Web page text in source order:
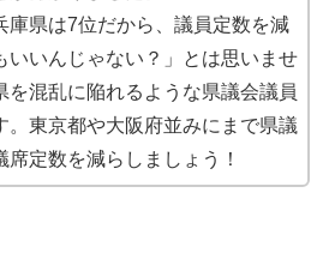
庫県は7位だから、議員定数を減
いいんじゃない？」とは思いませ
を混乱に陥れるような県議会議員
。東京都や大阪府並みにまで県議
席定数を減らしましょう！